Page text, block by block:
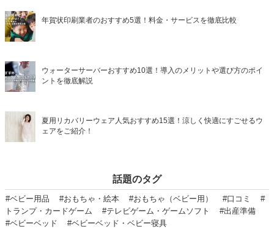
年賀状印刷業者のおすすめ5選！料金・サービスを徹底比較
ウォーターサーバーおすすめ10選！導入のメリットや選び方のポイ
ントを徹底解説
夏用リカバリーウェア人気おすすめ15選！涼しく快適にすごせるウ
ェアをご紹介！
話題のタグ
#ベビー用品 #おもちゃ・絵本 #おもちゃ（ベビー用） #口コミ
#
トランプ・カードゲーム
#テレビゲーム・ゲームソフト
#出産準備
#ベビーベッド
#ベビーベッド・ベビー寝具